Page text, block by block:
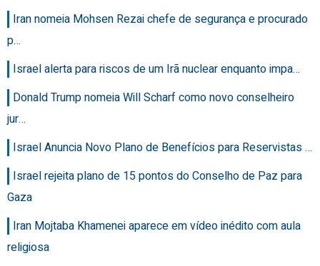
Iran nomeia Mohsen Rezai chefe de segurança e procurado
p…
Israel alerta para riscos de um Irã nuclear enquanto impa…
Donald Trump nomeia Will Scharf como novo conselheiro
jur…
Israel Anuncia Novo Plano de Benefícios para Reservistas …
Israel rejeita plano de 15 pontos do Conselho de Paz para
Gaza
Iran Mojtaba Khamenei aparece em vídeo inédito com aula
religiosa